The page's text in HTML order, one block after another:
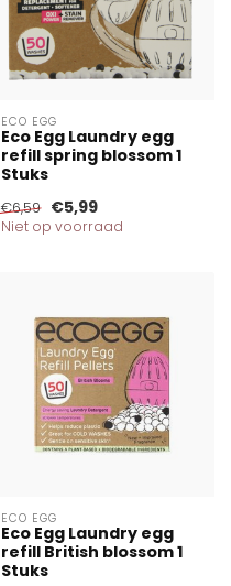
ECO EGG
Eco Egg Laundry egg
refill spring blossom 1
Stuks
€6,59 €5,99
Niet op voorraad
ECO EGG
Eco Egg Laundry egg
refill British blossom 1
Stuks